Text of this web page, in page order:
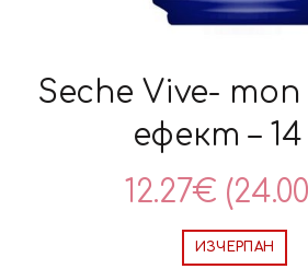
Seche Vive- топ
ефект –
12.27€
ИЗЧЕРПАН